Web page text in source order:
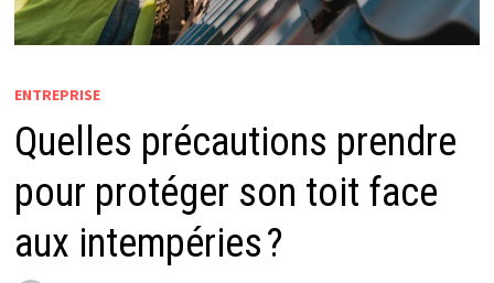
ENTREPRISE
Quelles précautions prendre
pour protéger son toit face
aux intempéries ?